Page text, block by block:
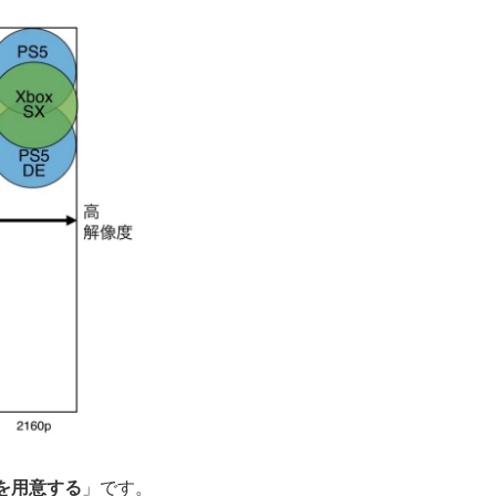
用意する 」です。